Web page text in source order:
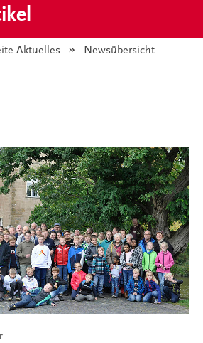
Aktuelles Angezeigt:
Newsübersicht